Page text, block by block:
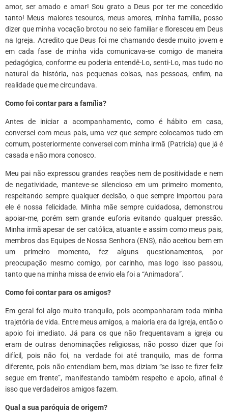
amor, ser amado e amar! Sou grato a Deus por ter me concedido
tanto! Meus maiores tesouros, meus amores, minha família, posso
dizer que minha vocação brotou no seio familiar e floresceu em Deus
na Igreja. Acredito que Deus foi me chamando desde muito jovem e
em cada fase de minha vida comunicava-se comigo de maneira
pedagógica, conforme eu poderia entendê-Lo, senti-Lo, mas tudo no
natural da história, nas pequenas coisas, nas pessoas, enfim, na
realidade que me circundava.
Como foi contar para a família?
Antes de iniciar a acompanhamento, como é hábito em casa,
conversei com meus pais, uma vez que sempre colocamos tudo em
comum, posteriormente conversei com minha irmã (Patricia) que já é
casada e não mora conosco.
Meu pai não expressou grandes reações nem de positividade e nem
de negatividade, manteve-se silencioso em um primeiro momento,
respeitando sempre qualquer decisão, o que sempre importou para
ele é nossa felicidade. Minha mãe sempre cuidadosa, demonstrou
apoiar-me, porém sem grande euforia evitando qualquer pressão.
Minha irmã apesar de ser católica, atuante e assim como meus pais,
membros das Equipes de Nossa Senhora (ENS), não aceitou bem em
um primeiro momento, fez alguns questionamentos, por
preocupação mesmo comigo, por carinho, mas logo isso passou,
tanto que na minha missa de envio ela foi a “Animadora”.
Como foi contar para os amigos?
Em geral foi algo muito tranquilo, pois acompanharam toda minha
trajetória de vida. Entre meus amigos, a maioria era da Igreja, então o
apoio foi imediato. Já para os que não frequentavam a igreja ou
eram de outras denominações religiosas, não posso dizer que foi
difícil, pois não foi, na verdade foi até tranquilo, mas de forma
diferente, pois não entendiam bem, mas diziam “se isso te fizer feliz
segue em frente”, manifestando também respeito e apoio, afinal é
isso que verdadeiros amigos fazem.
Qual a sua paróquia de origem?